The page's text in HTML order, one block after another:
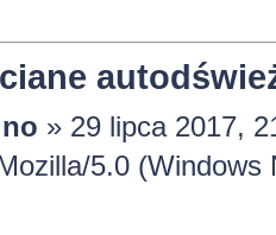
» 29 lipca 2017,
5.0